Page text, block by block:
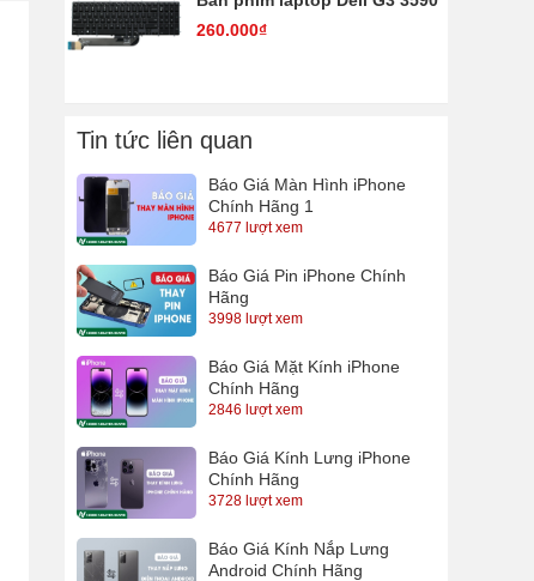
260.000₫
Tin tức liên quan
Báo Giá Màn Hình iPhone
Chính Hãng 1
4677 lượt xem
Báo Giá Pin iPhone Chính
Hãng
3998 lượt xem
Báo Giá Mặt Kính iPhone
Chính Hãng
2846 lượt xem
Báo Giá Kính Lưng iPhone
Chính Hãng
3728 lượt xem
Báo Giá Kính Nắp Lưng
Android Chính Hãng